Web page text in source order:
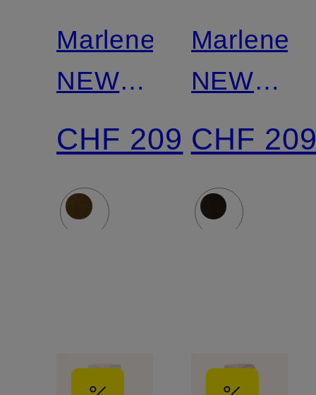
Marlenehose
NEW
YORK
CHF 209
NEW
YORK
CHF